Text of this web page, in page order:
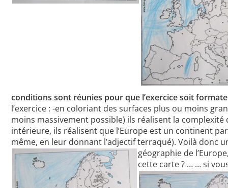
conditions sont réunies pour que l’exercice soit
l’exercice : -en coloriant des surfaces plus ou moins
moins massivement possible) ils réalisent la
intérieure, ils réalisent que l’Europe est un continent
même, en leur donnant l’adjectif terraqué). Voilà donc
géographie de
cette carte ? … … si